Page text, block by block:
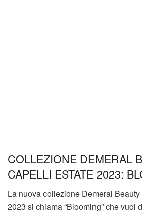
COLLEZIONE DEMERAL
CAPELLI ESTATE 2023:
La nuova collezione Demeral Beauty
2023 si chiama “Blooming” che vuol